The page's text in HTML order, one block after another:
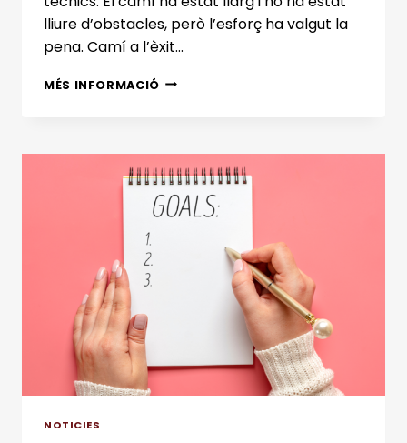
lliure d’obstacles, però l’esforç ha valgut la
pena. Camí a l’èxit…
MÉS INFORMACIÓADCLOFENT,
DES
DE
1952
NOTICIES